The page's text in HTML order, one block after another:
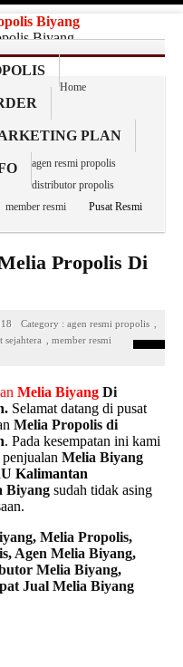
PLAN
Home
agen resmi propolis
distributor propolis
member resmi
Pusat Resmi
Propolis Di
Category : agen resmi propolis
sejahtera member resmi
Melia Biyang Di
Selamat datang di pusat
Melia Propolis di
. Pada kesempatan ini kami
Melia Biyang
Kalimantan
Biyang sudah tidak asing
, Melia Propolis,
, Agen Melia Biyang,
Melia Biyang,
Jual Melia Biyang